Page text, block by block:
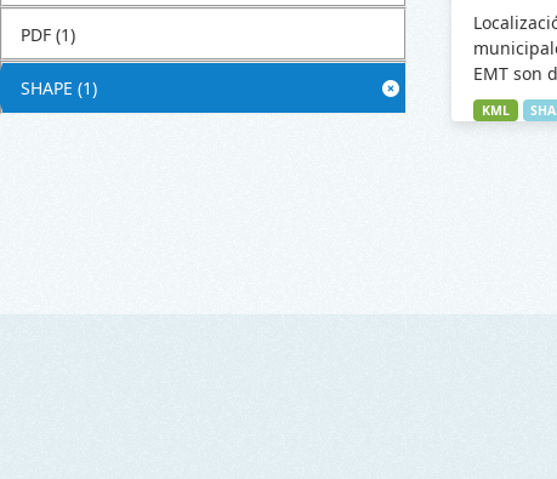
PDF (1)
SHAPE (1)
EMT son
KML